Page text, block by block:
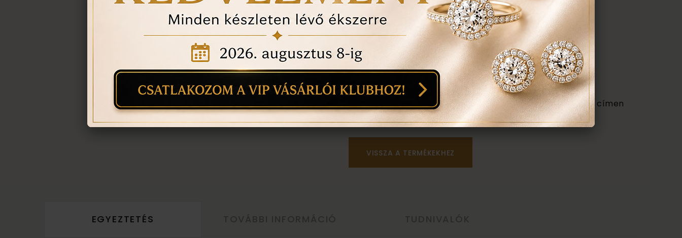
színe:
mint a képen
Személyes megtekintés a Budapest VII. kerület, Király u. 1/b címen
található üzletünkben történik.
VISSZA A TERMÉKEKHEZ
EGYEZTETÉS